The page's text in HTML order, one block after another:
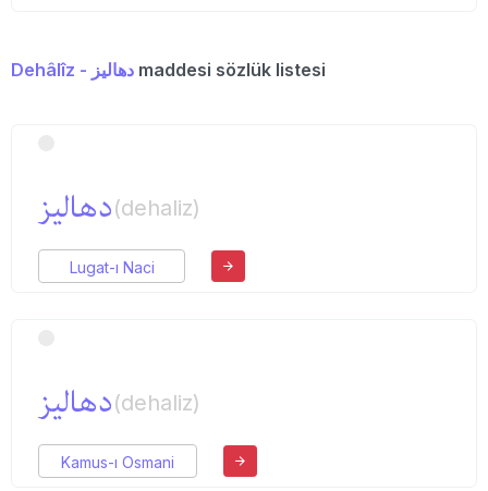
Dehâlîz - دهالیز maddesi sözlük listesi
دهالیز(dehaliz)
Lugat-ı Naci
دهالیز(dehaliz)
Kamus-ı Osmani